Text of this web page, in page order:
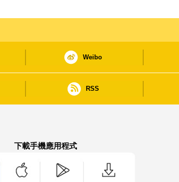
Weibo
RSS
下載手機應用程式